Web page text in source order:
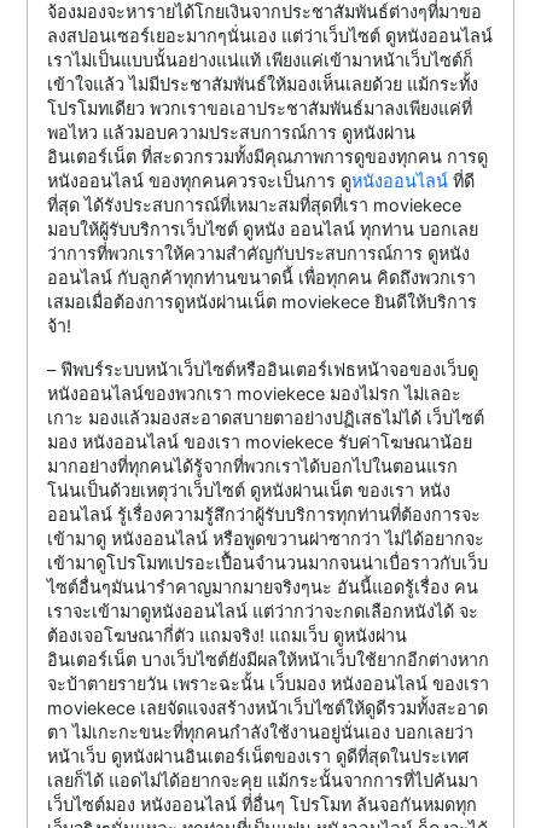
จ้องมองจะหารายได้โกยเงินจากประชาสัมพันธ์ต่างๆที่มาขอ
ลงสปอนเซอร์เยอะมากๆนั่นเอง แต่ว่าเว็บไซต์ ดูหนังออนไลน์
เราไม่เป็นแบบนั้นอย่างแน่แท้ เพียงแค่เข้ามาหน้าเว็บไซต์ก็
เข้าใจแล้ว ไม่มีประชาสัมพันธ์ให้มองเห็นเลยด้วย แม้กระทั้ง
โปรโมทเดียว พวกเราขอเอาประชาสัมพันธ์มาลงเพียงแค่ที่
พอไหว แล้วมอบความประสบการณ์การ ดูหนังผ่าน
อินเตอร์เน็ต ที่สะดวกรวมทั้งมีคุณภาพการดูของทุกคน การดู
หนังออนไลน์ ของทุกคนควรจะเป็นการ ดูหนังออนไลน์ ที่ดี
ที่สุด ได้รังประสบการณ์ที่เหมาะสมที่สุดที่เรา moviekece
มอบให้ผู้รับบริการเว็บไซต์ ดูหนัง ออนไลน์ ทุกท่าน บอกเลย
ว่าการที่พวกเราให้ความสำคัญกับประสบการณ์การ ดูหนัง
ออนไลน์ กับลูกค้าทุกท่านขนาดนี้ เพื่อทุกคน คิดถึงพวกเรา
เสมอเมื่อต้องการดูหนังผ่านเน็ต moviekece ยินดีให้บริการ
จ้า!
– ฟีพบร์ระบบหน้าเว็บไซต์หรืออินเตอร์เฟธหน้าจอของเว็บดู
หนังออนไลน์ของพวกเรา moviekece มองไม่รก ไม่เลอะ
เกาะ มองแล้วมองสะอาดสบายตาอย่างปฏิเสธไม่ได้ เว็บไซต์
มอง หนังออนไลน์ ของเรา moviekece รับค่าโฆษณาน้อย
มากอย่างที่ทุกคนได้รู้จากที่พวกเราได้บอกไปในตอนแรก
โน่นเป็นด้วยเหตุว่าเว็บไซต์ ดูหนังผ่านเน็ต ของเรา หนัง
ออนไลน์ รู้เรื่องความรู้สึกว่าผู้รับบริการทุกท่านที่ต้องการจะ
เข้ามาดู หนังออนไลน์ หรือพูดขวานผ่าซากว่า ไม่ได้อยากจะ
เข้ามาดูโปรโมทเปรอะเปื้อนจำนวนมากจนน่าเบื่อราวกับเว็บ
ไซต์อื่นๆมันน่ารำคาญมากมายจริงๆนะ อันนี้แอดรู้เรื่อง คน
เราจะเข้ามาดูหนังออนไลน์ แต่ว่ากว่าจะกดเลือกหนังได้ จะ
ต้องเจอโฆษณากี่ตัว แถมจริง! แถมเว็บ ดูหนังผ่าน
อินเตอร์เน็ต บางเว็บไซต์ยังมีผลให้หน้าเว็บใช้ยากอีกต่างหาก
จะบ้าตายรายวัน เพราะฉะนั้น เว็บมอง หนังออนไลน์ ของเรา
moviekece เลยจัดแจงสร้างหน้าเว็บไซต์ให้ดูดีรวมทั้งสะอาด
ตา ไม่เกะกะขนะที่ทุกคนกำลังใช้งานอยู่นั่นเอง บอกเลยว่า
หน้าเว็บ ดูหนังผ่านอินเตอร์เน็ตของเรา ดูดีที่สุดในประเทศ
เลยก็ได้ แอดไม่ได้อยากจะคุย แม้กระนั้นจากการที่ไปค้นมา
เว็บไซต์มอง หนังออนไลน์ ที่อื่นๆ โปรโมท ล้นจอกันหมดทุก